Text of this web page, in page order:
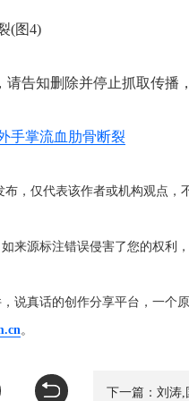
告知删除并停止抓取传播
手掌流血肋骨断裂
，仅代表该作者或机构观点，
来源标注错误侵害了您的权利
说真话的创作分享平台，一个
。
下一篇：刘涛,